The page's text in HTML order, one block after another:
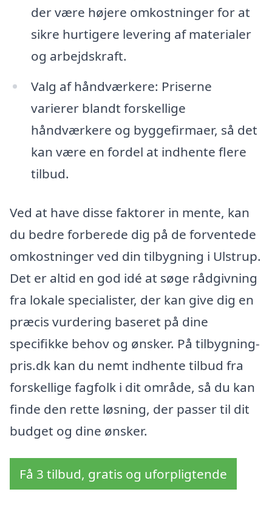
der være højere omkostninger for at
sikre hurtigere levering af materialer
og arbejdskraft.
Valg af håndværkere: Priserne
varierer blandt forskellige
håndværkere og byggefirmaer, så det
kan være en fordel at indhente flere
tilbud.
Ved at have disse faktorer in mente, kan
du bedre forberede dig på de forventede
omkostninger ved din tilbygning i Ulstrup.
Det er altid en god idé at søge rådgivning
fra lokale specialister, der kan give dig en
præcis vurdering baseret på dine
specifikke behov og ønsker. På tilbygning-
pris.dk kan du nemt indhente tilbud fra
forskellige fagfolk i dit område, så du kan
finde den rette løsning, der passer til dit
budget og dine ønsker.
Få 3 tilbud, gratis og uforpligtende